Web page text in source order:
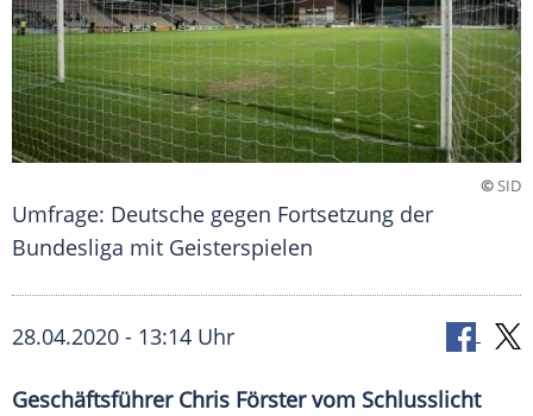
©SID
Umfrage: Deutsche gegen Fortsetzung der
Bundesliga mit Geisterspielen
28.04.2020 - 13:14 Uhr
Geschäftsführer Chris Förster vom Schlusslicht